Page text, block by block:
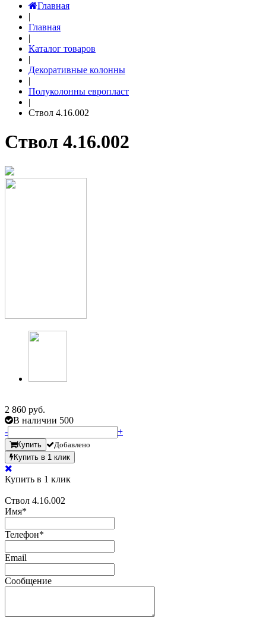
Главная
|
Главная
|
Каталог товаров
|
Декоративные колонны
|
Полуколонны европласт
|
Ствол 4.16.002
Ствол 4.16.002
2 860 руб.
В наличии 500
-
+
Купить
Добавлено
Купить в 1 клик
Купить в 1 клик
Ствол 4.16.002
Имя*
Телефон*
Email
Сообщение